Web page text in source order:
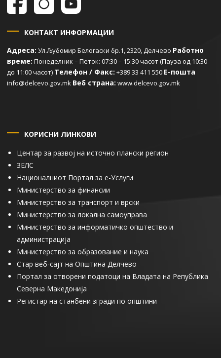
КОНТАКТ ИНФОРМАЦИИ
Адреса: Ул.Љубомир Белогаски бр.1, 2320, Делчево Работно
време: Понеделник – Петок: 07:30 – 15:30 часот (Пауза од 10:30
до 11:00 часот) Телефон / Факс: +389 33 411 550 Е-пошта
info@delcevo.gov.mk Веб страна: www.delcevo.gov.mk
КОРИСНИ ЛИНКОВИ
Центар за развој на источно плански регион
ЗЕЛС
Националниот Портал за е-Услуги
Министерство за финансии
Министерство за транспорт и врски
Министерство за локална самоуправа
Министерство за информатичко општество и
администрација
Министерство за образование и наука
Стар веб-сајт на Општина Делчево
Портал за отворени податоци на Владата на Република
Северна Македонија
Регистар на станбени згради по општини